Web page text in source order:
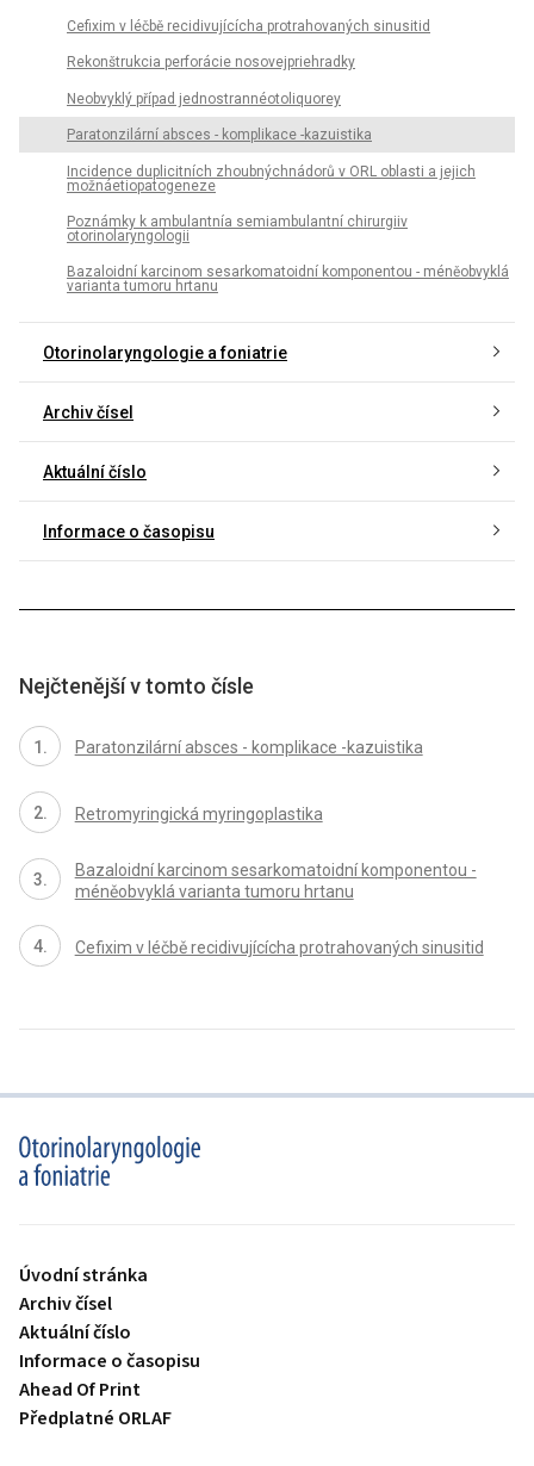
Cefixim v léčbě recidivujícícha protrahovaných sinusitid
Rekonštrukcia perforácie nosovejpriehradky
Neobvyklý případ jednostrannéotoliquorey
Paratonzilární absces - komplikace -kazuistika
Incidence duplicitních zhoubnýchnádorů v ORL oblasti a jejich
možnáetiopatogeneze
Poznámky k ambulantnía semiambulantní chirurgiiv
otorinolaryngologii
Bazaloidní karcinom sesarkomatoidní komponentou - méněobvyklá
varianta tumoru hrtanu
Otorinolaryngologie a foniatrie
Archiv čísel
Aktuální číslo
Informace o časopisu
Nejčtenější v tomto čísle
Paratonzilární absces - komplikace -kazuistika
Retromyringická myringoplastika
Bazaloidní karcinom sesarkomatoidní komponentou -
méněobvyklá varianta tumoru hrtanu
Cefixim v léčbě recidivujícícha protrahovaných sinusitid
proLékaře.cz
Úvodní stránka
Archiv čísel
Aktuální číslo
Informace o časopisu
Ahead Of Print
Předplatné ORLAF